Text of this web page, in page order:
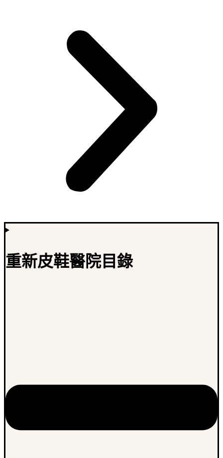
重新皮鞋醫院目錄